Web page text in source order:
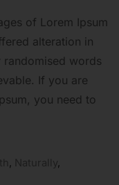
of Lorem Ipsum
alteration in
words
If you are
you need to
, Naturally,